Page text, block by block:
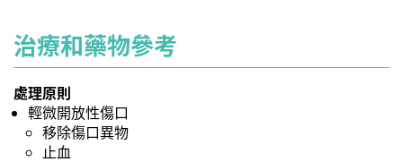
治療和藥物參考
處理原則
輕微開放性傷口
移除傷口異物
止血